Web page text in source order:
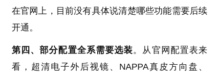
在官网上，目前没有具体说清楚哪些功能需要后续
开通。
第四、部分配置全系需要选装。从官网配置表来
看，超清电子外后视镜、NAPPA真皮方向盘、